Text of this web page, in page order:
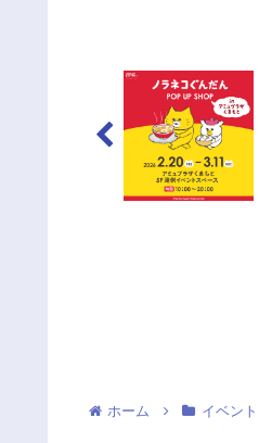
ホーム イベント